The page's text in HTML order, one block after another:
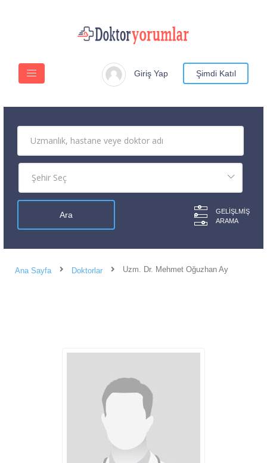
Giriş Yap Şimdi Katıl
GELIŞLMIŞ
ARAMA
Ana Sayfa Doktorlar Uzm. Dr. Mehmet Oğuzhan Ay